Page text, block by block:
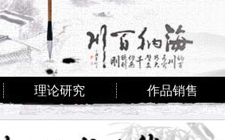
理论研究 作品销售